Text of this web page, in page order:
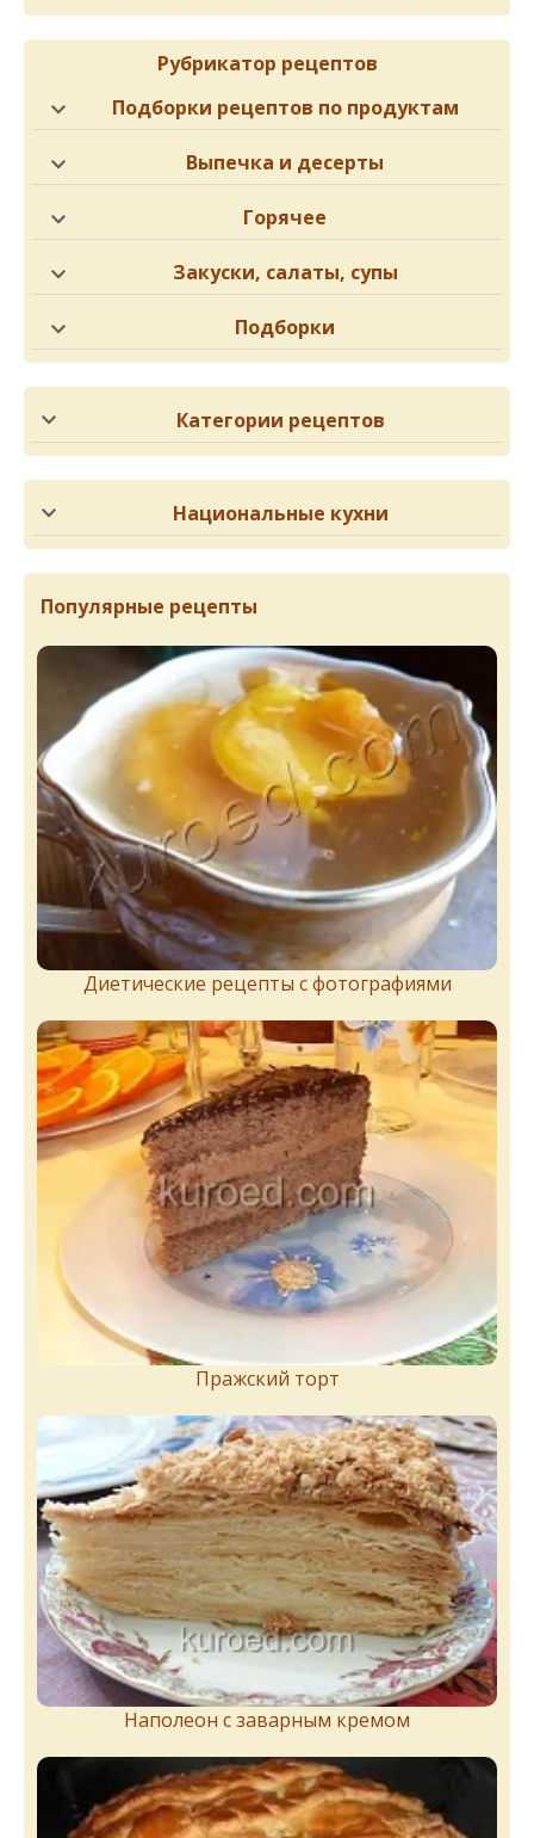
Рубрикатор рецептов
Подборки рецептов по продуктам
Выпечка и десерты
Горячее
Закуски, салаты, супы
Подборки
Категории рецептов
Национальные кухни
Популярные рецепты
Диетические рецепты с фотографиями
Пражский торт
Наполеон с заварным кремом